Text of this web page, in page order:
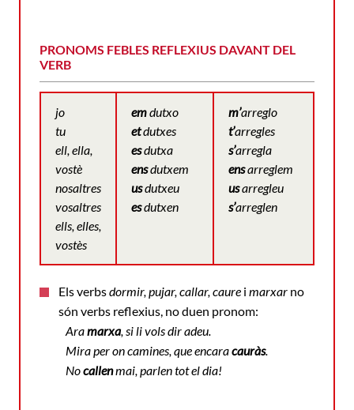
PRONOMS FEBLES REFLEXIUS DAVANT DEL
VERB
jo
tu
ell, ella,
vostè
nosaltres
vosaltres
ells, elles,
vostès
emdutxo
etdutxes
esdutxa
ensdutxem
usdutxeu
esdutxen
m’arreglo
t’arregles
s’arregla
ensarreglem
usarregleu
s’arreglen
Els verbsdormir, pujar, callar, caure i marxar no
són verbs reflexius, no duen pronom:
Aramarxa, si li vols dir adeu.
Mira per on camines, que encaracauràs.
Nocallenmai, parlen tot el dia!